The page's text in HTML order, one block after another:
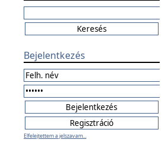
Bejelentkezés
Elfelejtettem a jelszavam...